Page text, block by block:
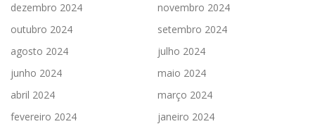
dezembro 2024
novembro 2024
outubro 2024
setembro 2024
agosto 2024
julho 2024
junho 2024
maio 2024
abril 2024
março 2024
fevereiro 2024
janeiro 2024